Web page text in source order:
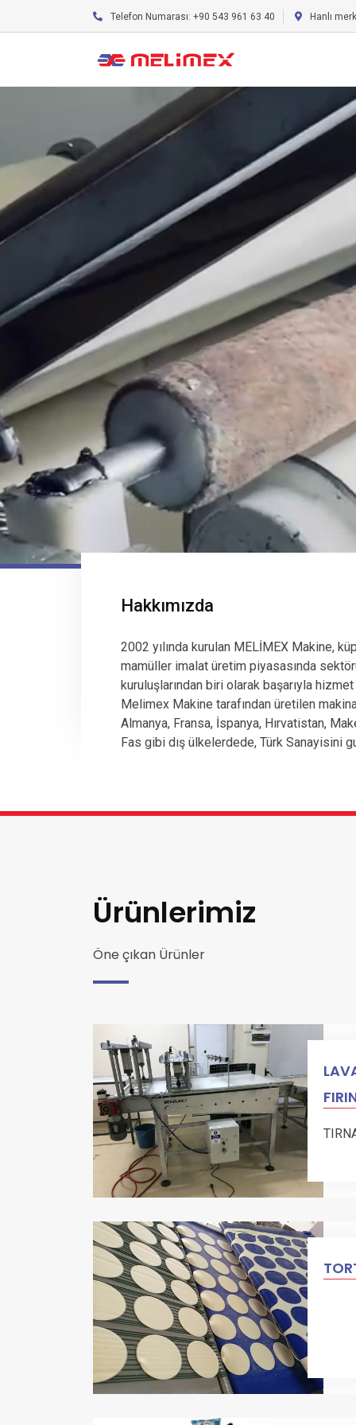
Telefon Numarası: +90 543 961 63 40 Hanlı
Hakkımızda
2002 yılında kurulan MELİMEX Makine,
mamüller imalat üretim piyasasında
kuruluşlarından biri olarak başarıyla
Melimex Makine tarafından üretilen
Almanya, Fransa, İspanya, Hırvatistan,
Fas gibi dış ülkelerdede, Türk Sanayisini
Ürünlerimiz
Öne çıkan Ürünler